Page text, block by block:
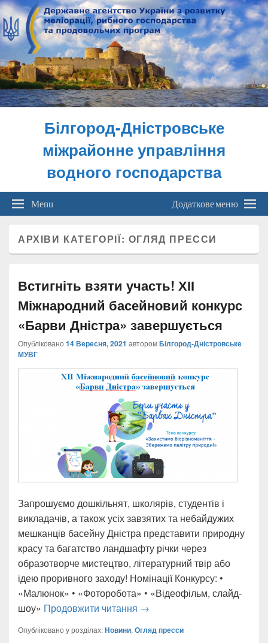
Білгород-Дністровське
міжрайонне управління
водного господарства
Menu Додаткове меню
АРХІВИ КАТЕГОРІЇ: ОГЛЯД ПРЕССИ
Встигніть взяти участь! ХІІ
Міжнародний басейновий конкурс
«Барви Дністра» завершується
Опубліковано 14 Вересня, 2021 авторомБілгород-Дністровське
МУВГ
Запрошуємо дошкільнят, школярів, студентів і
викладачів, а також усіх завзятих та небайдужих
мешканців басейну Дністра представити природну
красу та багатство ландшафту річки через
образотворче мистецтво, літературний твір або
ідею проривного заходу! Номінації Конкурсу: •
«Малюнок» • «Фоторобота» • «Відеофільм, слайд-
шоу» Продовжити читання Встигніть взяти участь!
→
Опубліковано у розділах:Новини, Огляд пресси